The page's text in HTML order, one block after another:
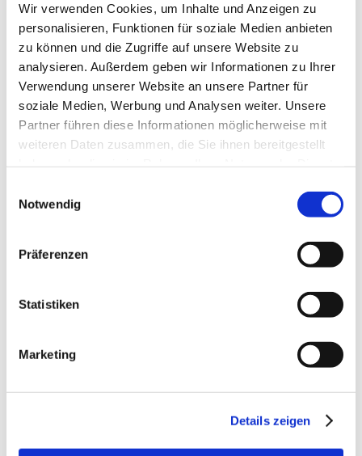
Wir verwenden Cookies, um Inhalte und Anzeigen zu
personalisieren, Funktionen für soziale Medien anbieten
zu können und die Zugriffe auf unsere Website zu
analysieren. Außerdem geben wir Informationen zu Ihrer
Verwendung unserer Website an unsere Partner für
soziale Medien, Werbung und Analysen weiter. Unsere
Partner führen diese Informationen möglicherweise mit
weiteren Daten zusammen, die Sie ihnen bereitgestellt
Notwendig
Präferenzen
Statistiken
Marketing
Details zeigen
WEITERE TERMINE
VERANSTALTUNGSORT
Weitere Veranstaltungen in der Nähe